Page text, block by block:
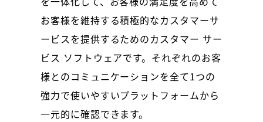
お客様を維持する積極的なカスタマーサ
ービスを提供するためのカスタマー サー
ビス ソフトウェアです。それぞれのお客
様とのコミュニケーションを全て1つの
強力で使いやすいプラットフォームから
一元的に確認できます。